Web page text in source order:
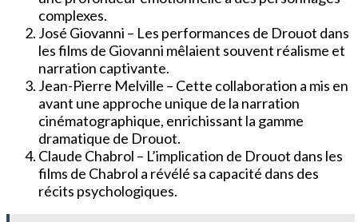
complexes.
José Giovanni – Les performances de Drouot dans
les films de Giovanni mêlaient souvent réalisme et
narration captivante.
Jean-Pierre Melville – Cette collaboration a mis en
avant une approche unique de la narration
cinématographique, enrichissant la gamme
dramatique de Drouot.
Claude Chabrol – L’implication de Drouot dans les
films de Chabrol a révélé sa capacité dans des
récits psychologiques.